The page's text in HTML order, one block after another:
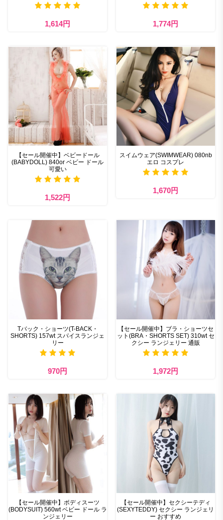
1,614円 1,774円
【セール開催中】ベビードール
(BABYDOLL) 840or ベビー ドール
可愛い
1,522円
スイムウェア(SWIMWEAR) 080nb
エロ コスプレ
1,670円
Tバック・ショーツ(T-BACK・
SHORTS) 157wt スパイスランジェ
リー
970円
【セール開催中】ブラ・ショーツセ
ット(BRA・SHORTS SET) 310wt セ
クシー ランジェリー 通販
1,972円
【セール開催中】ボディスーツ
(BODYSUIT) 560wt ベビー ドール ラ
ンジェリー
【セール開催中】セクシーテディ
(SEXYTEDDY) セクシー ランジェリ
ー おすすめ